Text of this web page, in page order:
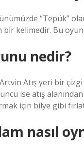
“Tepük”
bir kelimedir. Bu
nedir?
Atış yeri bir
ise atış
için bilye gibi
nasıl